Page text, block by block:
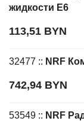
жидкости E6
113,51 BYN
32477 :: NRF
742,94 BYN
53549 :: NRF